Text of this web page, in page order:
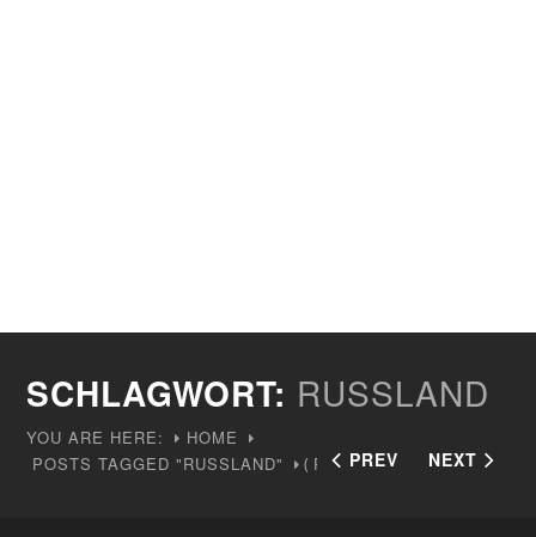
SCHLAGWORT: RUSSLAND
YOU ARE HERE:
HOME
POSTS TAGGED "RUSSLAND"
( PAGE 3)
PREV NEXT